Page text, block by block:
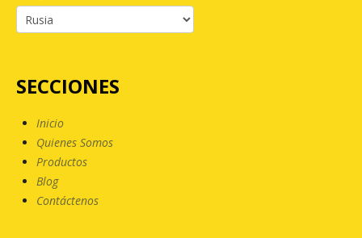
SECCIONES
Inicio
Quienes Somos
Productos
Blog
Contáctenos